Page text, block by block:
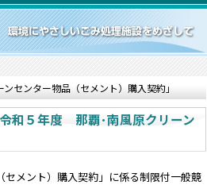
センター物品（セメント）購入契約」
和５年度 那覇･南風原クリーン
メント）購入契約」に係る制限付一般競